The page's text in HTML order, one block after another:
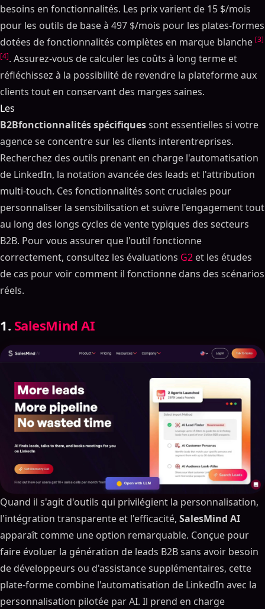
besoins en fonctionnalités. Les prix varient de 15 $/mois
pour les outils de base à 497 $/mois pour les plates-formes
dotées de fonctionnalités complètes en marque blanche [3]
[4]. Assurez-vous de calculer les coûts à long terme et
réfléchissez à la possibilité de revendre la plateforme aux
clients tout en conservant des marges saines.
Les
B2Bfonctionnalités spécifiquessont essentielles si votre
agence se concentre sur les clients interentreprises.
Recherchez des outils prenant en charge l'automatisation
de LinkedIn, la notation avancée des leads et l'attribution
multi-touch. Ces fonctionnalités sont cruciales pour
personnaliser la sensibilisation et suivre l'engagement tout
au long des longs cycles de vente typiques des secteurs
B2B. Pour vous assurer que l'outil fonctionne
correctement, consultez les évaluations G2 et les études
de cas pour voir comment il fonctionne dans des scénarios
réels.
1. SalesMind AI
Quand il s'agit d'outils qui privilégient la personnalisation,
l'intégration transparente et l'efficacité, SalesMind AI
apparaît comme une option remarquable. Conçue pour
faire évoluer la génération de leads B2B sans avoir besoin
de développeurs ou d'assistance supplémentaires, cette
plate-forme combine l'automatisation de LinkedIn avec la
personnalisation pilotée par AI. Il prend en charge